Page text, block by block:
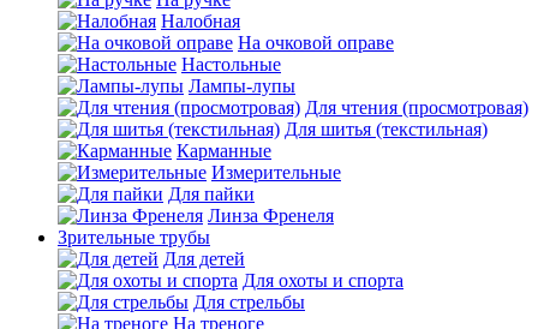
Налобная
На очковой оправе
Настольные
Лампы-лупы
Для чтения (просмотровая)
Для шитья (текстильная)
Карманные
Измерительные
Для пайки
Линза Френеля
Зрительные трубы
Для детей
Для охоты и спорта
Для стрельбы
На треноге